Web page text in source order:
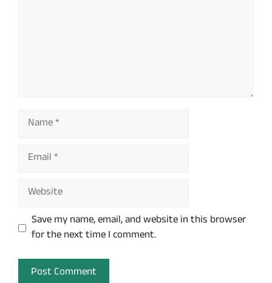
Name
Email
Website
Save my name, email, and website in this browser
for the next time I comment.